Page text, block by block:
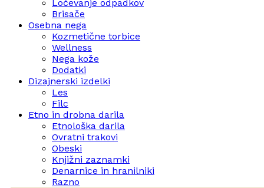
Ločevanje odpadkov
Brisače
Osebna nega
Kozmetične torbice
Wellness
Nega kože
Dodatki
Dizajnerski izdelki
Les
Filc
Etno in drobna darila
Etnološka darila
Ovratni trakovi
Obeski
Knjižni zaznamki
Denarnice in hranilniki
Razno